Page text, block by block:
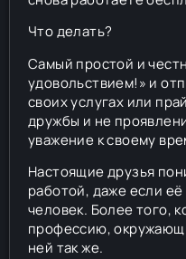
Что делать?
Самый простой и
удовольствием!» и
своих услугах или
дружбы и не
уважение к своему
Настоящие друзья
работой, даже если
человек. Более того,
профессию,
ней так же.